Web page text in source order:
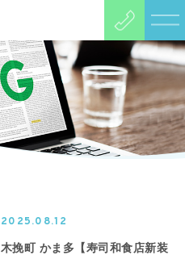
2025.08.12
木挽町 かま多【寿司和食店新装